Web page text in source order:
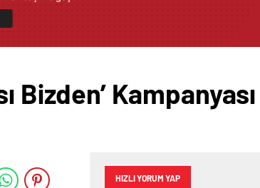
Bizden’ Kampanyası
HIZLI YORUM YAP